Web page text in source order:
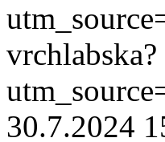
vrchlabska?
30.7.2024